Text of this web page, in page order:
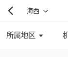
海西
所属地区